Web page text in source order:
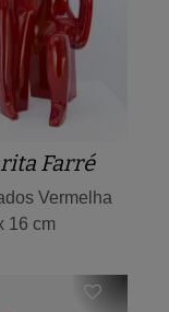
Farré
Vermelha
16 cm